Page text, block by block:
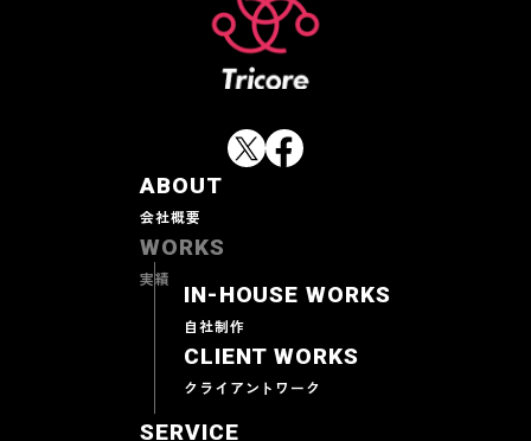
ABOUT
会社概要
WORKS
実績
IN-HOUSE WORKS
自社制作
CLIENT WORKS
クライアントワーク
SERVICE